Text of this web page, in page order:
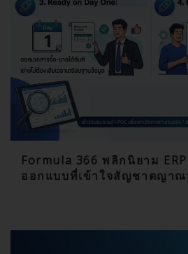
Formula 366 พลิกนิยาม
ออกแบบที่เข้าใจสัญชาตญา